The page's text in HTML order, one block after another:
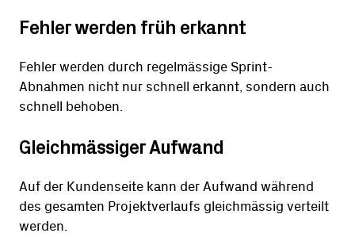
Fehler werden früh erkannt
Fehler werden durch regelmässige Sprint-
Abnahmen nicht nur schnell erkannt, sondern auch
schnell behoben.
Gleichmässiger Aufwand
Auf der Kundenseite kann der Aufwand während
des gesamten Projektverlaufs gleichmässig verteilt
werden.